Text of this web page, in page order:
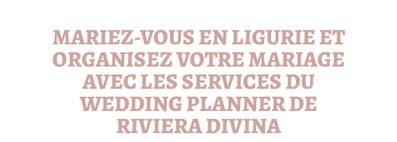
MARIEZ-VOUS EN LIGURIE ET
ORGANISEZ VOTRE MARIAGE
AVEC LES SERVICES DU
WEDDING PLANNER DE
RIVIERA DIVINA